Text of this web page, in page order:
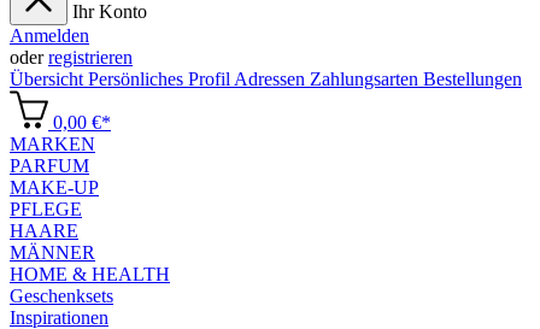
Ihr Konto
Anmelden
oderregistrieren
Übersicht Persönliches Profil Adressen Zahlungsarten Bestellungen
0,00 €*
MARKEN
PARFUM
MAKE-UP
PFLEGE
HAARE
MÄNNER
HOME & HEALTH
Geschenksets
Inspirationen